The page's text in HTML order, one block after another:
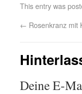
This entry was
← Rosenkranz mit
Deine E-